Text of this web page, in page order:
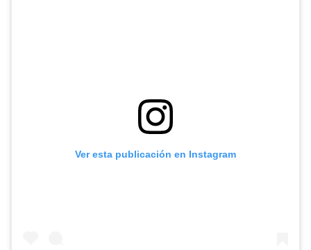
Ver esta publicación en Instagram